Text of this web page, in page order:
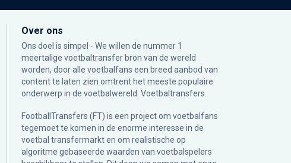
Over ons
Ons doel is simpel - We willen de nummer 1
meertalige voetbaltransfer bron van de wereld
worden, door alle voetbalfans een breed aanbod van
content te laten zien omtrent het meeste populaire
onderwerp in de voetbalwereld: Voetbaltransfers.
FootballTransfers (FT) is een project om voetbalfans
tegemoet te komen in de enorme interesse in de
voetbal transfermarkt en om realistische op
algoritme gebaseerde waarden van voetbalspelers